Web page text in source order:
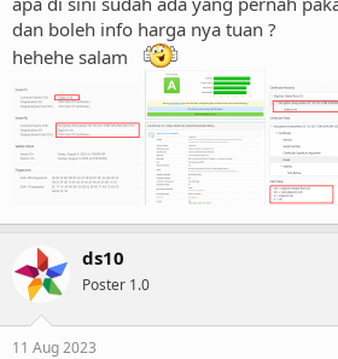
dan boleh info harga nya tuan ?
hehehe salam
ds10
Poster 1.0
11 Aug 2023